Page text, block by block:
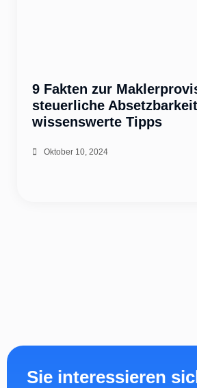
9 Fakten zur
steuerliche
wissenswerte Tipps
Oktober 10, 2024
Sie interessieren